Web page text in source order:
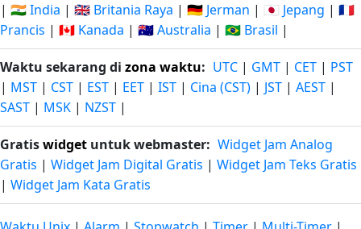
| 🇮🇳 India | 🇬🇧 Britania Raya | 🇩🇪 Jerman | 🇯🇵 Jepang | 🇫🇷
Prancis | 🇨🇦 Kanada | 🇦🇺 Australia | 🇧🇷 Brasil |
Waktu sekarang di zona waktu: UTC | GMT | CET | PST
| MST | CST | EST | EET | IST | Cina (CST) | JST | AEST |
SAST | MSK | NZST |
Gratiswidget untuk webmaster: Widget Jam Analog
Gratis | Widget Jam Digital Gratis | Widget Jam Teks Gratis
| Widget Jam Kata Gratis